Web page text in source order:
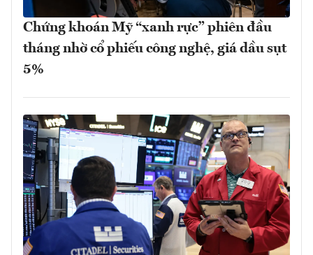
Chứng khoán Mỹ “xanh rực” phiên đầu
tháng nhờ cổ phiếu công nghệ, giá dầu sụt
5%